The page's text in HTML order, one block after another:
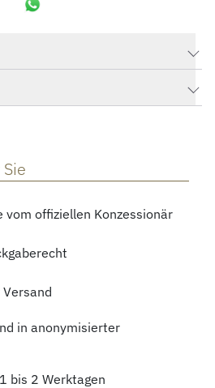
vom offiziellen Konzessionär
in anonymisierter
bis 2 Werktagen